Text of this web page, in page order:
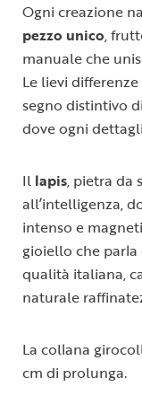
Ogni creazione
pezzo unico,
manuale che
Le lievi
segno distintivo
dove ogni
Il lapis, pietra da
all’intelligenza,
intenso e
gioiello che
qualità italiana,
naturale
La collana
cm di prolunga.